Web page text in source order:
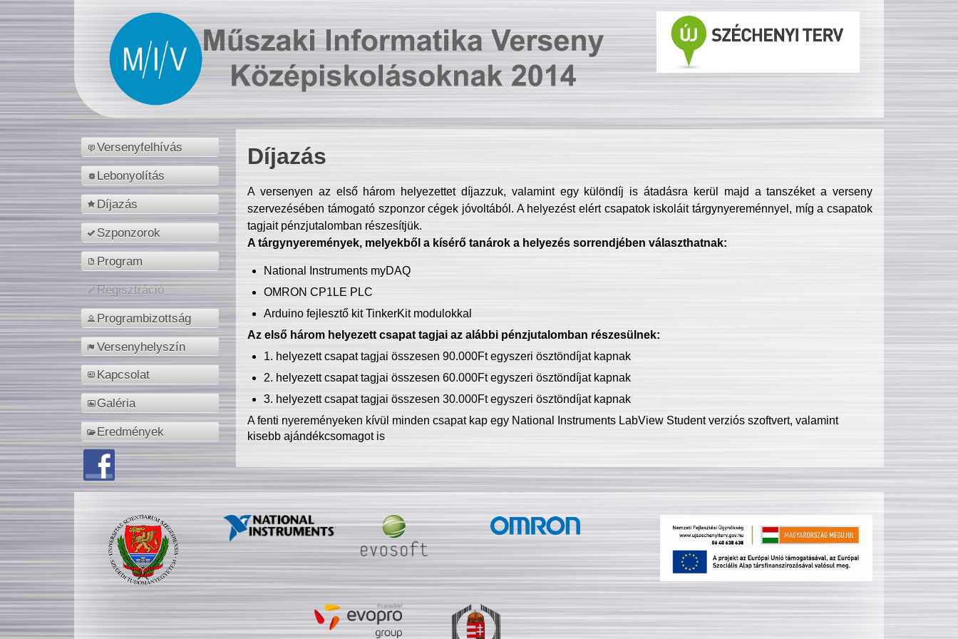
Versenyfelhívás
Lebonyolítás
Díjazás
Szponzorok
Program
Regisztráció
Programbizottság
Versenyhelyszín
Kapcsolat
Galéria
Eredmények
Díjazás
A versenyen az első három helyezettet díjazzuk, valamint egy különdíj is átadásra kerül majd a tanszéket a verseny
szervezésében támogató szponzor cégek jóvoltából. A helyezést elért csapatok iskoláit tárgynyereménnyel, míg a csapatok
tagjait pénzjutalomban részesítjük.
A tárgynyeremények, melyekből a kísérő tanárok a helyezés sorrendjében választhatnak:
National Instruments myDAQ
OMRON CP1LE PLC
Arduino fejlesztő kit TinkerKit modulokkal
Az első három helyezett csapat tagjai az alábbi pénzjutalomban részesülnek:
1. helyezett csapat tagjai összesen 90.000Ft egyszeri ösztöndíjat kapnak
2. helyezett csapat tagjai összesen 60.000Ft egyszeri ösztöndíjat kapnak
3. helyezett csapat tagjai összesen 30.000Ft egyszeri ösztöndíjat kapnak
A fenti nyereményeken kívül minden csapat kap egy National Instruments LabView Student verziós szoftvert, valamint
kisebb ajándékcsomagot is